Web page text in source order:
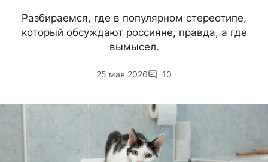
Разбираемся, где в популярном стереотипе,
который обсуждают россияне, правда, а где
вымысел.
25 мая 2026 10